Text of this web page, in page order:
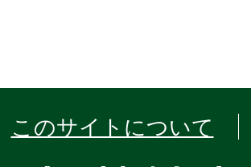
このサイトについて